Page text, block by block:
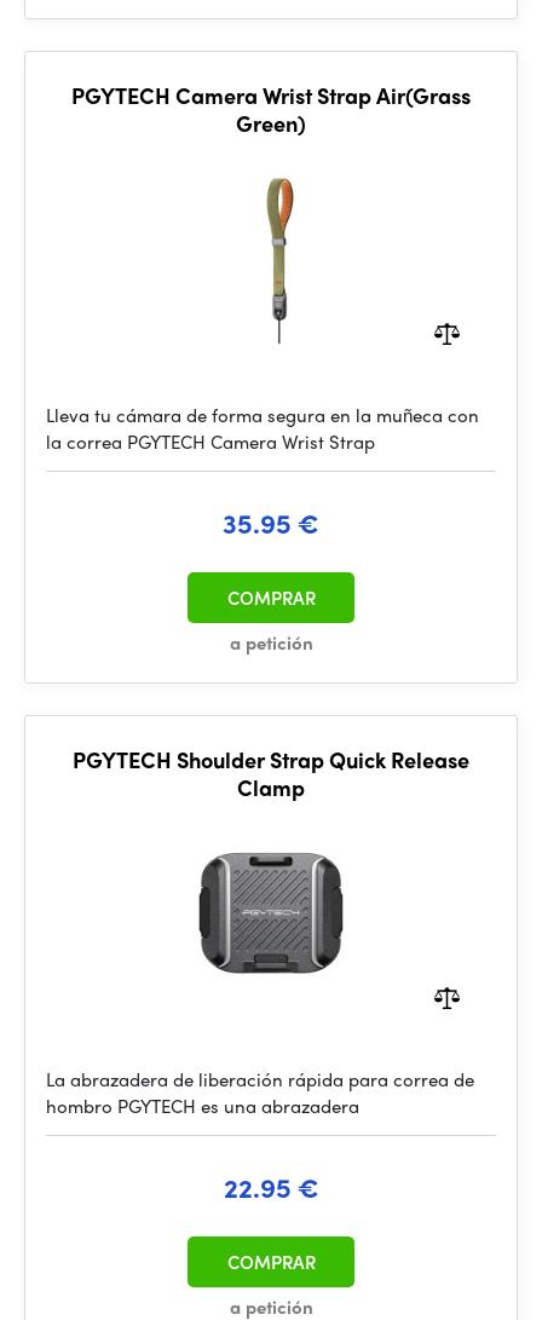
PGYTECH Camera Wrist Strap Air(Grass
Green)
Lleva tu cámara de forma segura en la muñeca con
la correa PGYTECH Camera Wrist Strap
35.95 €
a petición
COMPRAR
PGYTECH Shoulder Strap Quick Release
Clamp
La abrazadera de liberación rápida para correa de
hombro PGYTECH es una abrazadera
22.95 €
a petición
COMPRAR